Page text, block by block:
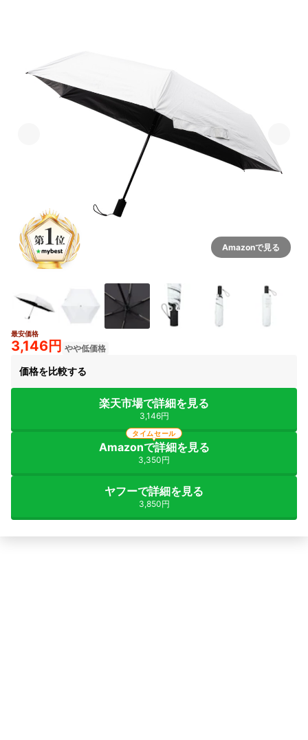
Amazonで見る
最安価格
3,146円 やや低価格
価格を比較する
楽天市場で詳細を見る
3,146円
Amazonで詳細を見る
3,350円
タイムセール
ヤフーで詳細を見る
3,850円